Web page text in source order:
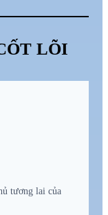
LÕI
tương lai của